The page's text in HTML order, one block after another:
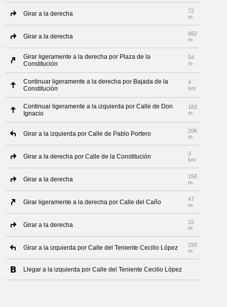
Girar a la derecha
72
m
Girar a la derecha
862
m
Girar ligeramente a la derecha por Plaza de la
Constitución
54
m
Continuar ligeramente a la derecha por Bajada de la
Constitución
4
km
Continuar ligeramente a la izquierda por Calle de Don
Ignacio
183
m
Girar a la izquierda por Calle de Pablo Portero
206
m
Girar a la derecha por Calle de la Constitución
3
km
Girar a la derecha
158
m
Girar ligeramente a la derecha por Calle del Caño
47
m
Girar a la derecha
15
m
Girar a la izquierda por Calle del Teniente Cecilio López
150
m
Llegar a la izquierda por Calle del Teniente Cecilio López